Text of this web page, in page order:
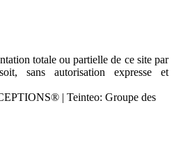
totale ou partielle de ce site par
sans autorisation expresse et
| Teinteo: Groupe des